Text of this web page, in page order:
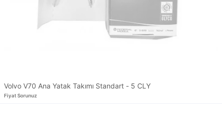
Volvo V70 Ana Yatak Takımı Standart - 5 CLY
Fiyat Sorunuz